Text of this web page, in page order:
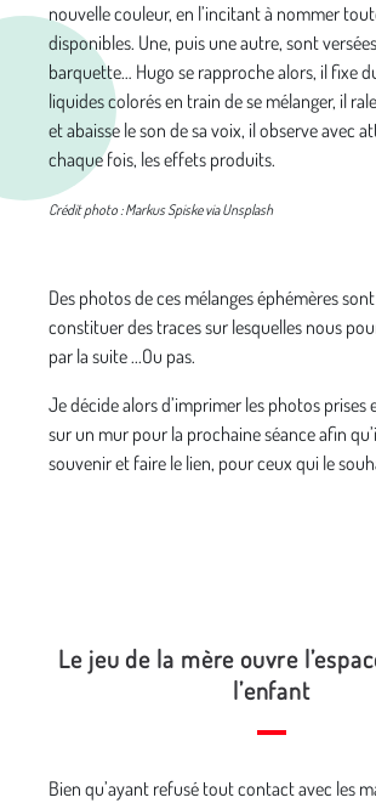
nouvelle couleur, en l’incitant à nommer
disponibles. Une, puis une autre, sont
barquette… Hugo se rapproche alors, il fixe
liquides colorés en train de se mélanger, il
et abaisse le son de sa voix, il observe avec
chaque fois, les effets produits.
Crédit photo : Markus Spiske via Unsplash
Des photos de ces mélanges éphémères
constituer des traces sur lesquelles nous
par la suite ...Ou pas.
Je décide alors d’imprimer les photos prises
sur un mur pour la prochaine séance afin
souvenir et faire le lien, pour ceux qui le
Le jeu de la mère ouvre
l’enfant
Bien qu’ayant refusé tout contact avec les